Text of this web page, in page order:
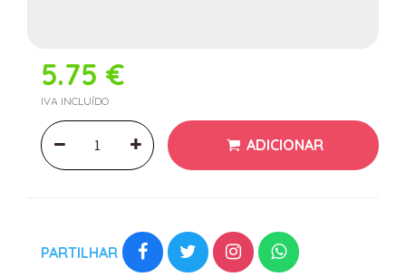
5.75 €
IVA INCLUÍDO
ADICIONAR
PARTILHAR